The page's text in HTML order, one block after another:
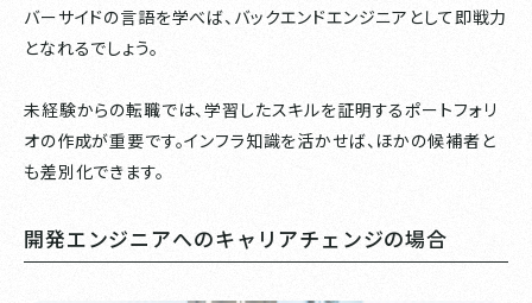
バーサイドの言語を学べば、バックエンドエンジニアとして即戦力
となれるでしょう。
未経験からの転職では、学習したスキルを証明するポートフォリ
オの作成が重要です。インフラ知識を活かせば、ほかの候補者と
も差別化できます。
開発エンジニアへのキャリアチェンジの場合